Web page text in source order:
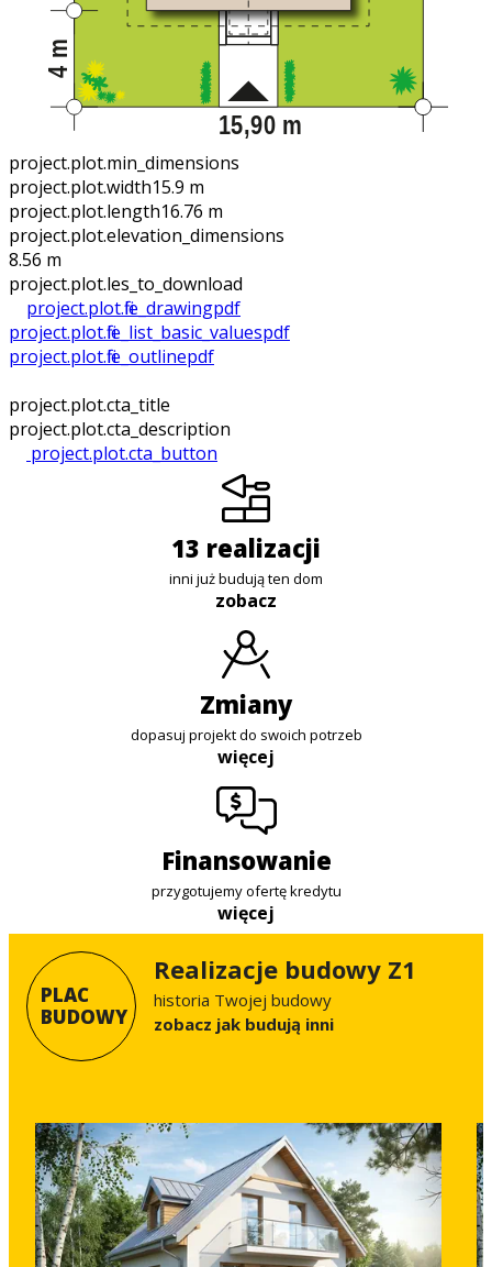
project.plot.min_dimensions
project.plot.width15.9 m
project.plot.length16.76 m
project.plot.elevation_dimensions
8.56 m
project.plot.files_to_download
project.plot.file_drawingpdf
project.plot.file_list_basic_valuespdf
project.plot.file_outlinepdf
project.plot.cta_title
project.plot.cta_description
project.plot.cta_button
13 realizacji
inni już budują ten dom
zobacz
zmiany
dopasuj projekt do swoich potrzeb
więcej
finansowanie
przygotujemy ofertę kredytu
więcej
PLAC
BUDOWY
Realizacje budowy Z1
historia Twojej budowy
Zobacz jak budują inni